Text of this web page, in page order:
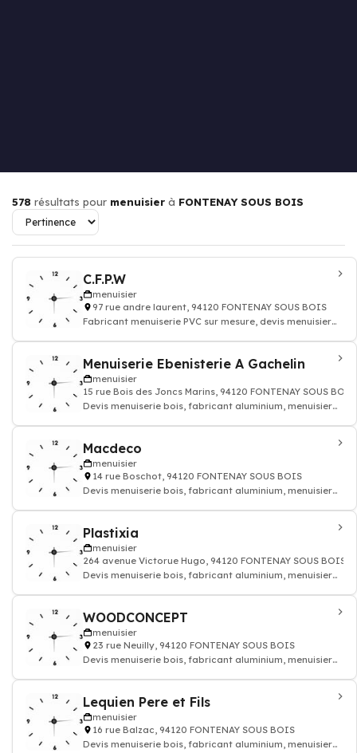
578 résultats pour menuisier à FONTENAY SOUS BOIS
C.F.P.W
menuisier
97 rue andre laurent, 94120 FONTENAY SOUS BOIS
Fabricant menuiserie PVC sur mesure, devis menuisier
Menuiserie Ebenisterie A Gachelin
menuisier
15 rue Bois des Joncs Marins, 94120 FONTENAY SOUS BOIS
Devis menuiserie bois, fabricant aluminium, menuisier
Macdeco
menuisier
14 rue Boschot, 94120 FONTENAY SOUS BOIS
Devis menuiserie bois, fabricant aluminium, menuisier
Plastixia
menuisier
264 avenue Victorue Hugo, 94120 FONTENAY SOUS BOIS
Devis menuiserie bois, fabricant aluminium, menuisier
WOODCONCEPT
menuisier
23 rue Neuilly, 94120 FONTENAY SOUS BOIS
Devis menuiserie bois, fabricant aluminium, menuisier
Lequien Pere et Fils
menuisier
16 rue Balzac, 94120 FONTENAY SOUS BOIS
Devis menuiserie bois, fabricant aluminium, menuisier